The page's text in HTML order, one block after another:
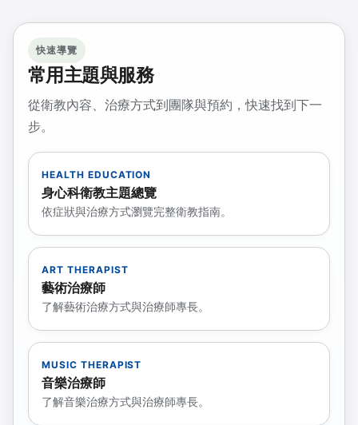
快速導覽
常用主題與服務
從衛教內容、治療方式到團隊與預約，快速找到下一
步。
HEALTH EDUCATION
身心科衛教主題總覽
依症狀與治療方式瀏覽完整衛教指南。
ART THERAPIST
藝術治療師
了解藝術治療方式與治療師專長。
MUSIC THERAPIST
音樂治療師
了解音樂治療方式與治療師專長。